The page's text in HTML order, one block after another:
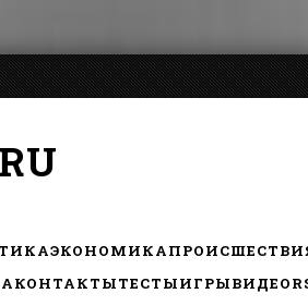
ЭКОНОМИКА
КОНТАКТЫТЕСТЫИГРЫВИДЕО